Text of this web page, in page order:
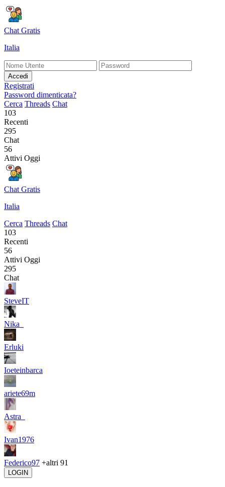
Chat Gratis
Italia
Accedi
Registrati
Password dimenticata?
Cerca Threads Chat
103
Recenti
295
Chat
56
Attivi Oggi
Chat Gratis
Italia
Cerca Threads Chat
103
Recenti
56
Attivi Oggi
295
Chat
SteveIT
Nika_
Erluki
Ioeteinbarca
ariete69m
Astra_
Ivan1976
Federico97 +altri 91
LOGIN